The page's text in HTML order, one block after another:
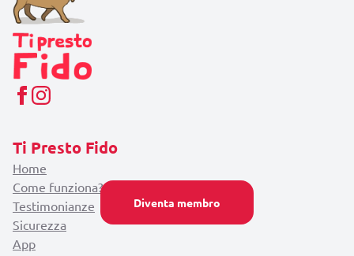
Diventa membro
Ti Presto Fido
Home
Come funziona?
Testimonianze
Sicurezza
App